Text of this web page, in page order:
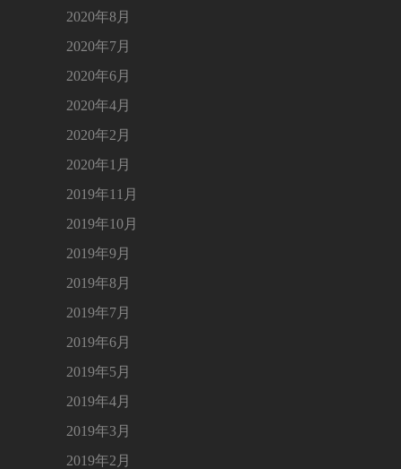
2020年8月
2020年7月
2020年6月
2020年4月
2020年2月
2020年1月
2019年11月
2019年10月
2019年9月
2019年8月
2019年7月
2019年6月
2019年5月
2019年4月
2019年3月
2019年2月